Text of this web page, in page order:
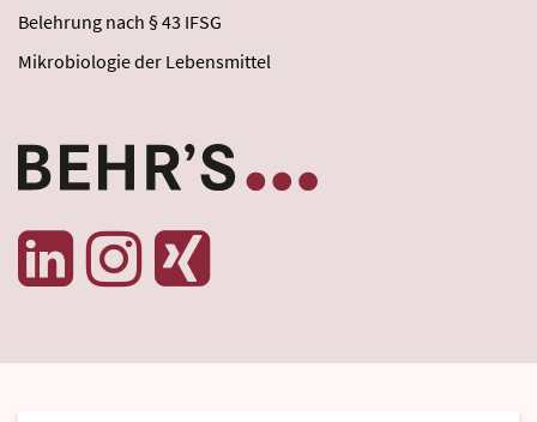
Belehrung nach § 43 IFSG
Mikrobiologie der Lebensmittel